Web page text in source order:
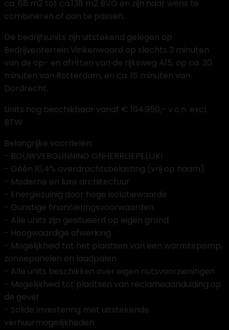
ca. 68 m2 tot ca.138 m2 BVO en zijn naar wens te
combineren of aan te passen.
De bedrijfsunits zijn uitstekend gelegen op
Bedrijventerrein Vinkenwaard op slechts 3 minuten
van de op- en afritten van de rijksweg A15, op ca. 30
minuten van Rotterdam, en ca. 15 minuten van
Dordrecht.
Units nog beschikbaar vanaf € 164.950,- v.o.n. excl.
BTW
Belangrijke voordelen:
- BOUWVERGUNNING ONHERROEPELIJK!
- Géén 10,4% overdrachtsbelasting (vrij op naam)
- Moderne en luxe architectuur
- Energiezuinig door hoge isolatiewaarde
- Gunstige financieringsvoorwaarden
- Alle units zijn gesitueerd op eigen grond
- Hoogwaardige afwerking
- Mogelijkheid tot het plaatsen van een warmtepomp,
zonnepanelen en laadpalen
- Alle units beschikken over eigen nutsvoorzieningen
- Mogelijkheid tot plaatsen van reclameaanduiding op
de gevel
- Solide investering met uitstekende
verhuurmogelijkheden